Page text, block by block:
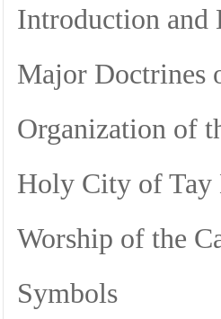
Introduction and
Major Doctrines
Organization of
Holy City of Tay
Worship of the
Symbols